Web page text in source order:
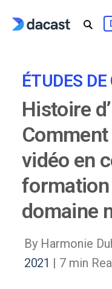
ÉTUDES DE
Histoire
Comment
vidéo en
formation
domaine
By Harmonie
2021 | 7 min